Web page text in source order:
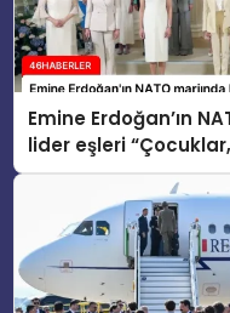
Emine Erdoğan’ın
lider eşleri
konusunu ele aldı